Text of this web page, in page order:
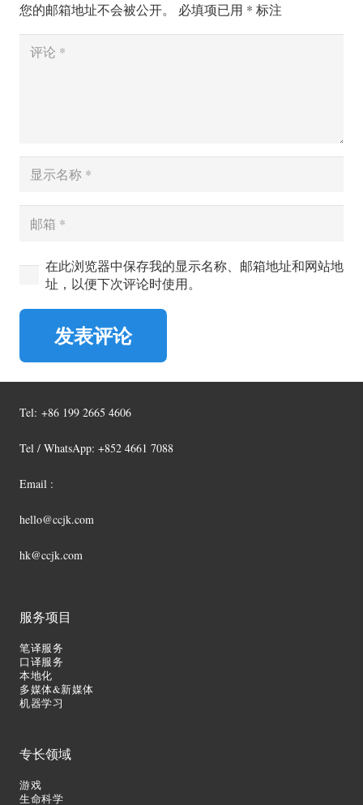
您的邮箱地址不会被公开。 必填项已用 * 标注
在此浏览器中保存我的显示名称、邮箱地址和网站地
址，以便下次评论时使用。
发表评论
Tel: +86 199 2665 4606
Tel / WhatsApp: +852 4661 7088
Email :
hello@ccjk.com
hk@ccjk.com
服务项目
笔译服务
口译服务
本地化
多媒体&新媒体
机器学习
专长领域
游戏
生命科学